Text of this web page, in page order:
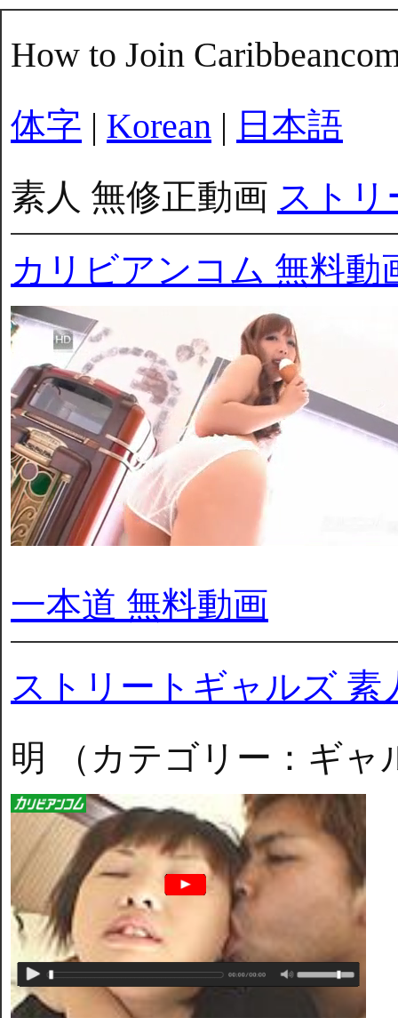
How to Join
体字 | Korean | 日本語
素人 無修正動画 ストリ
カリビアンコム 無料動
一本道 無料動画
ストリートギャルズ 素
明 （カテゴリー：ギャ